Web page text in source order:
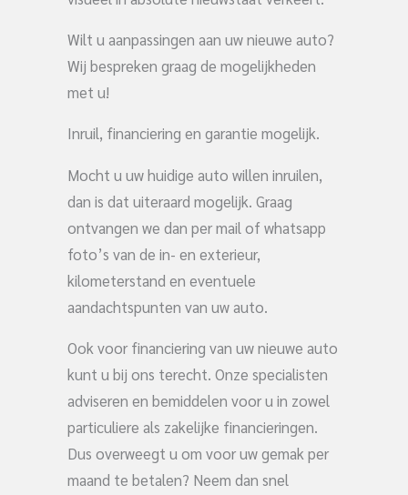
Wilt u aanpassingen aan uw nieuwe auto?
Wij bespreken graag de mogelijkheden
met u!
Inruil, financiering en garantie mogelijk.
Mocht u uw huidige auto willen inruilen,
dan is dat uiteraard mogelijk. Graag
ontvangen we dan per mail of whatsapp
foto’s van de in- en exterieur,
kilometerstand en eventuele
aandachtspunten van uw auto.
Ook voor financiering van uw nieuwe auto
kunt u bij ons terecht. Onze specialisten
adviseren en bemiddelen voor u in zowel
particuliere als zakelijke financieringen.
Dus overweegt u om voor uw gemak per
maand te betalen? Neem dan snel